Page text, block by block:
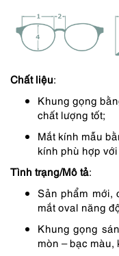
Chất liệu:
Khung gọng
chất lượng tốt;
Mắt kính mẫu
kính phù hợp
Tình trạng/Mô tả:
Sản phẩm mới,
mắt oval năng
Khung gọng
mòn – bạc